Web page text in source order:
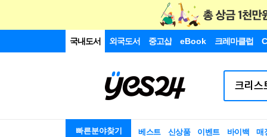
국내도서 외국도서 중고샵 eBook 크레마클럽
빠른분야찾기 베스트 신상품 이벤트 바이백 매